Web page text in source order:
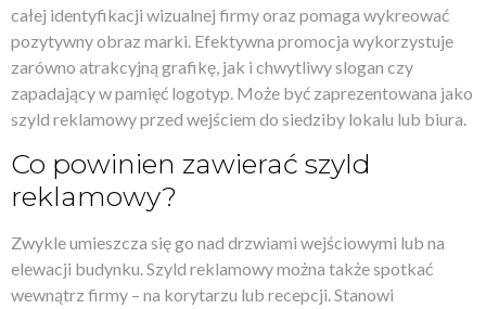
całej identyfikacji wizualnej firmy oraz pomaga wykreować
pozytywny obraz marki. Efektywna promocja wykorzystuje
zarówno atrakcyjną grafikę, jak i chwytliwy slogan czy
zapadający w pamięć logotyp. Może być zaprezentowana jako
szyld reklamowy przed wejściem do siedziby lokalu lub biura.
Co powinien zawierać szyld
reklamowy?
Zwykle umieszcza się go nad drzwiami wejściowymi lub na
elewacji budynku. Szyld reklamowy można także spotkać
wewnątrz firmy – na korytarzu lub recepcji. Stanowi